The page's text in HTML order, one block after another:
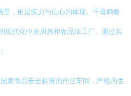
景，更是实力与信心的体现。千喜鹤餐
现代化中央厨房和食品加工厂。通过实
家食品安全标准的作业车间，严格的生